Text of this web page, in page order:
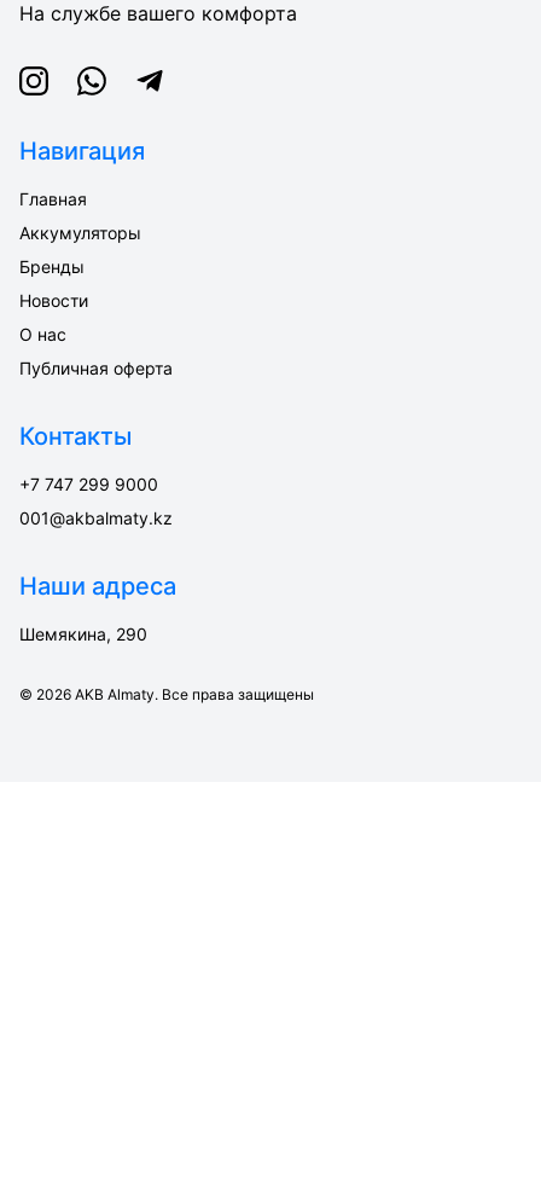
На службе вашего комфорта
InstagramWhatsappTelegram
Навигация
Главная
Аккумуляторы
Бренды
Новости
О нас
Публичная оферта
Контакты
+7 747 299 9000
001@akbalmaty.kz
Наши адреса
Шемякина, 290
© 2026 AKB Almaty. Все права защищены